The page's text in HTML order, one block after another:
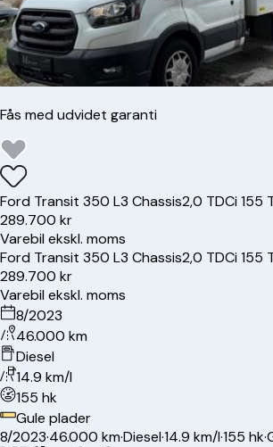
Fås med udvidet garanti
Ford Transit 350 L3 Chassis2,0 TDCi 155
289.700 kr
Varebil ekskl. moms
Ford Transit 350 L3 Chassis2,0 TDCi 155
289.700 kr
Varebil ekskl. moms
8/2023
46.000 km
Diesel
14.9 km/l
155 hk
Gule plader
8/2023·46.000 km·Diesel·14.9 km/l·155 hk·